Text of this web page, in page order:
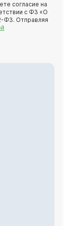
согласие на
с ФЗ «О
ФЗ. Отправляя